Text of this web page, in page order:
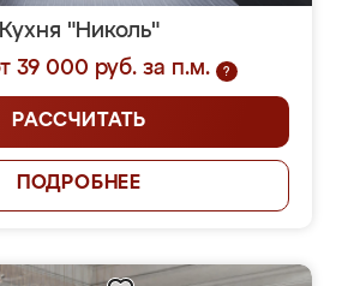
Кухня "Николь"
39 000 руб. за п.м.
?
РАССЧИТАТЬ
ПОДРОБНЕЕ